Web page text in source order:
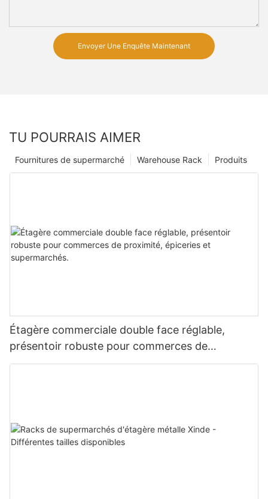
Envoyer Une Enquête Maintenant
TU POURRAIS AIMER
Produits
Warehouse Rack
Fournitures de supermarché
Étagère commerciale double face réglable,
présentoir robuste pour commerces de
proximité, épiceries et supermarchés.